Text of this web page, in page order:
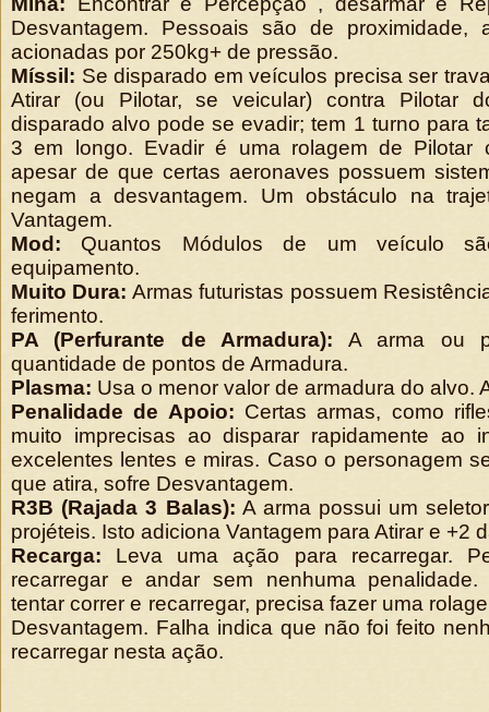
Desvantagem. Pessoais são de proximidade,
acionadas por 250kg+ de pressão.
Míssil: Se disparado em veículos precisa ser
Atirar (ou Pilotar, se veicular) contra Pilotar
disparado alvo pode se evadir; tem 1 turno para
3 em longo. Evadir é uma rolagem de Pilotar
apesar de que certas aeronaves possuem
negam a desvantagem. Um obstáculo na
Vantagem.
Mod: Quantos Módulos de um veículo
equipamento.
Muito Dura: Armas futuristas possuem
ferimento.
PA (Perfurante de Armadura): A arma ou
quantidade de pontos de Armadura.
Plasma: Usa o menor valor de armadura do alvo.
Penalidade de Apoio: Certas armas, como
muito imprecisas ao disparar rapidamente ao
excelentes lentes e miras. Caso o personagem
que atira, sofre Desvantagem.
R3B (Rajada 3 Balas): A arma possui um
projéteis. Isto adiciona Vantagem para Atirar e +2
Recarga: Leva uma ação para recarregar.
recarregar e andar sem nenhuma
tentar correr e recarregar, precisa fazer uma
Desvantagem. Falha indica que não foi feito
recarregar nesta ação.